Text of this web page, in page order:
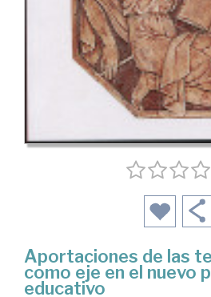
Aportaciones de las
como eje en el nuevo
educativo